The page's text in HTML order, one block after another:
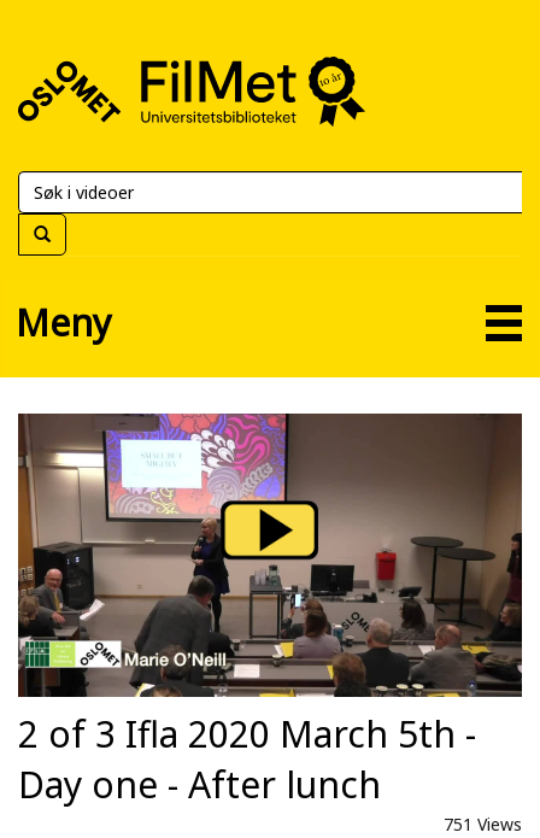
FilMet
Universitetsbiblioteket
Meny
2 of 3 Ifla 2020 March 5th -
Day one - After lunch
751 Views